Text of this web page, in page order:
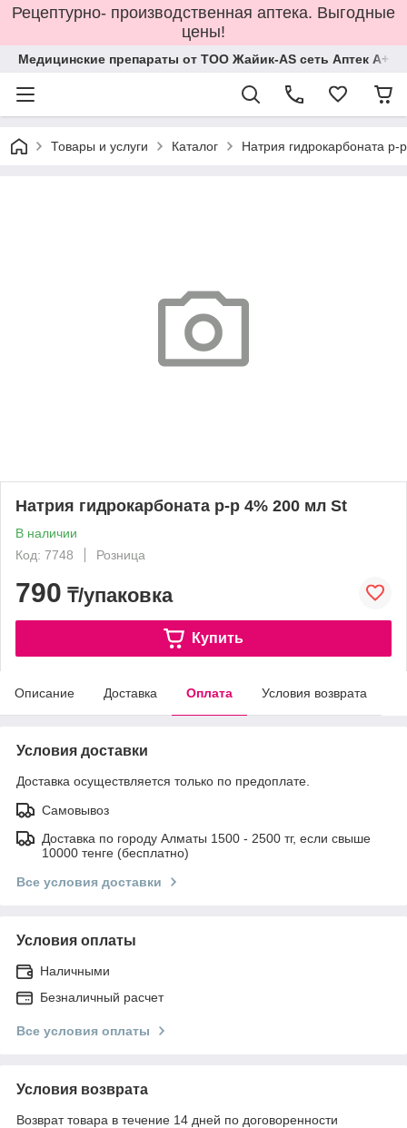
Рецептурно- производственная аптека. Выгодные
цены!
Медицинские препараты от ТОО Жайик-AS сеть Аптек А+
Товары и услуги Каталог Натрия гидрокарбоната р-
Натрия гидрокарбоната р-р 4% 200 мл St
В наличии
Код: 7748
Розница
790 ₸/упаковка
Купить
Описание Доставка Оплата Условия возврата
Условия доставки
Доставка осуществляется только по предоплате.
Самовывоз
Доставка по городу Алматы 1500 - 2500 тг, если свыше
10000 тенге (бесплатно)
Все условия доставки
Условия оплаты
Наличными
Безналичный расчет
Все условия оплаты
Условия возврата
Возврат товара в течение 14 дней по договоренности